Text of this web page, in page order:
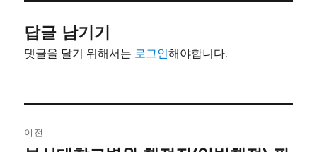
답글 남기기
댓글을 달기 위해서는 로그인해야합니다.
이전